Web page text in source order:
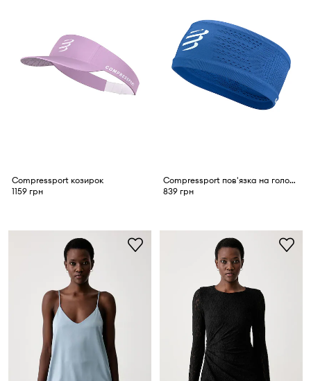
Compressport козирок
1159 грн
Compressport пов'язка на голову жіноча On/Off
839 грн